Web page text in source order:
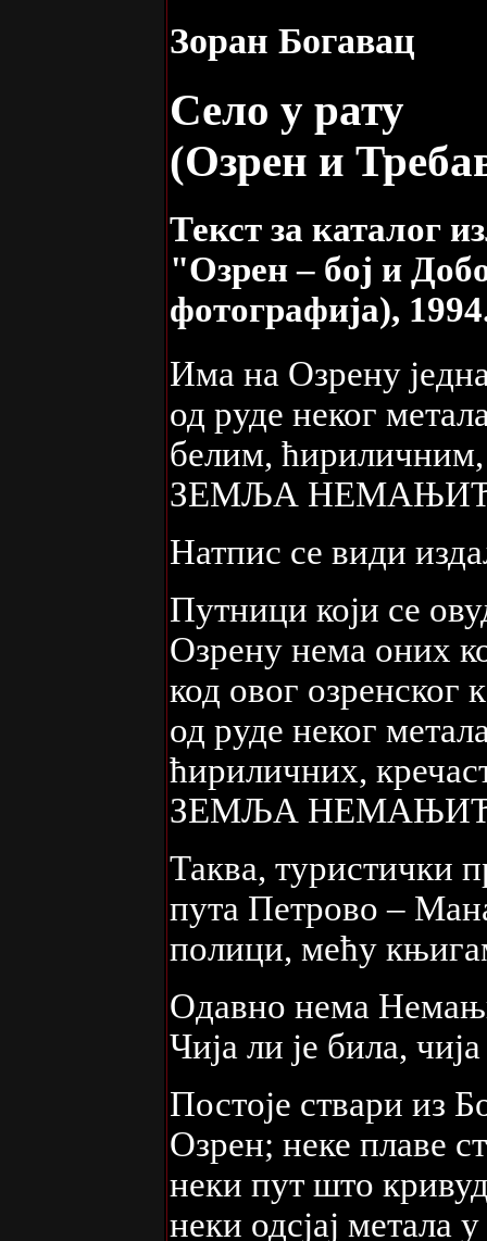
Зоран Богавац
Село у рату
(Озрен и
Текст за каталог
"Озрен – бој и
фотографија),
Има на Озрену
од руде неког
белим,
ЗЕМЉА
Натпис се види
Путници који се
Озрену нема оних
код овог озренског
од руде неког
ћириличних,
ЗЕМЉА
Таква, туристички
пута Петрово –
полици, мећу
Одавно нема
Чија ли је била,
Постоје ствари из
Озрен; неке плаве
неки пут што
неки одсјај